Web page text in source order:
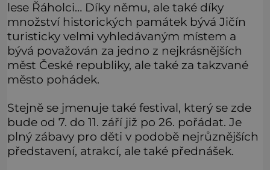
lese Řáholci… Díky němu, ale také díky
množství historických památek bývá Jičín
turisticky velmi vyhledávaným místem a
bývá považován za jedno z nejkrásnějších
měst České republiky, ale také za takzvané
město pohádek.
Stejně se jmenuje také festival, který se zde
bude od 7. do 11. září již po 26. pořádat. Je
plný zábavy pro děti v podobě nejrůznějších
představení, atrakcí, ale také přednášek.